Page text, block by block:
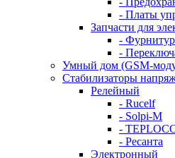
- Платы
Запчасти для
-
-
Умный дом (GSM-
Cтабилизаторы
Релейный
- Rucelf
- Solpi-M
-
- Ресанта
Электронный